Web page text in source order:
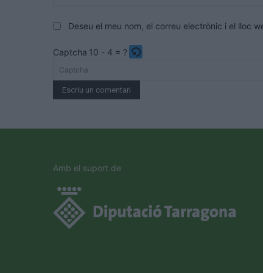
Deseu el meu nom, el correu electrònic i el lloc
Captcha 10 - 4 = ?
Please
enter
the
to
verify
that
you
Amb el suport de